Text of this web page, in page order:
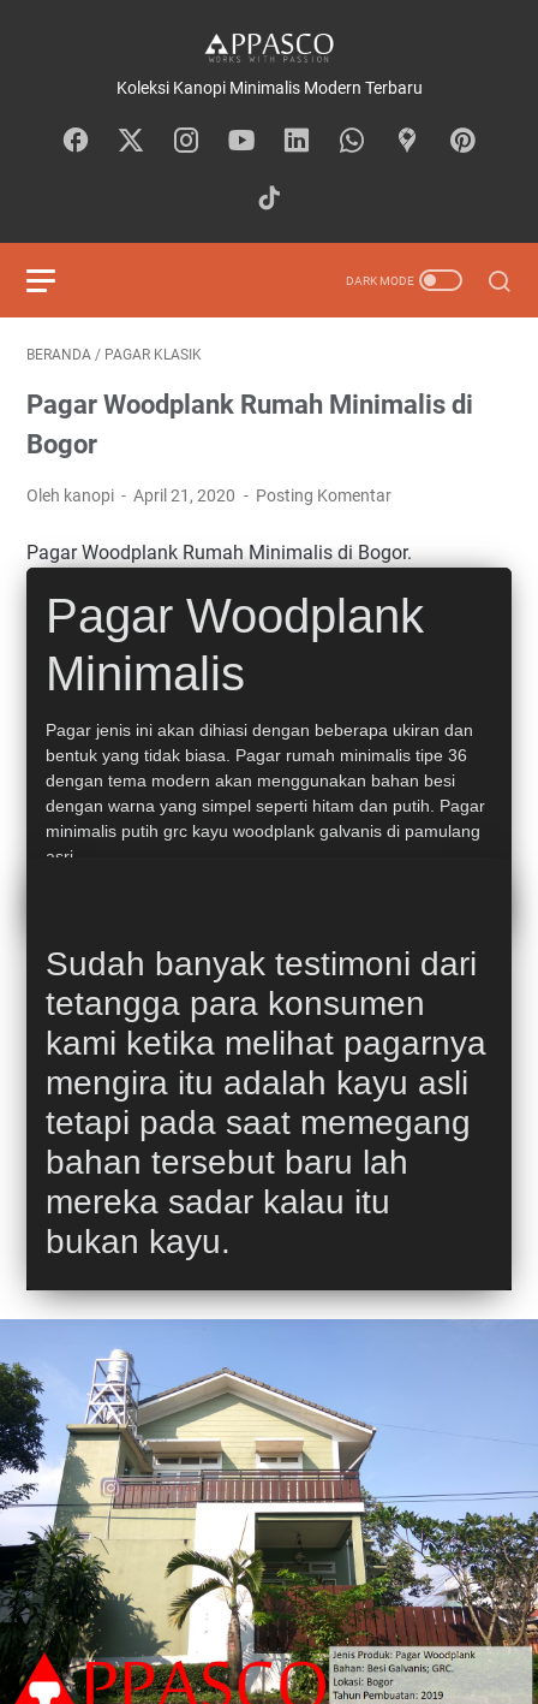
Koleksi Kanopi Minimalis Modern Terbaru
BERANDA / PAGAR KLASIK
Pagar Woodplank Rumah Minimalis di
Bogor
Oleh kanopi April 21, 2020 Posting Komentar
Pagar Woodplank Rumah Minimalis di Bogor.
Pagar Woodplank
Minimalis
Pagar jenis ini akan dihiasi dengan beberapa ukiran dan
bentuk yang tidak biasa. Pagar rumah minimalis tipe 36
dengan tema modern akan menggunakan bahan besi
dengan warna yang simpel seperti hitam dan putih. Pagar
minimalis putih grc kayu woodplank galvanis di pamulang
asri.
Sudah banyak testimoni dari
tetangga para konsumen
kami ketika melihat pagarnya
mengira itu adalah kayu asli
tetapi pada saat memegang
bahan tersebut baru lah
mereka sadar kalau itu
bukan kayu.